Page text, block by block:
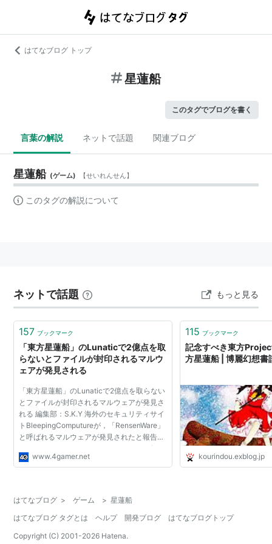
はてなブログ トップ
星蓮船
このタグでブログを書く
言葉の解説 ネットで話題 関連ブログ
星蓮船 (ゲーム) 【せいれんせん】
このタグの解説について
ネットで話題 もっと見る
157 ブックマーク
「東方星蓮船」のLunaticで2億点を取
らないとファイルが封印されるマルウ
ェアが発見される
「東方星蓮船」のLunaticで2億点を取らない
とファイルが封印されるマルウェアが発見さ
れる 編集部：S.K.Y 海外のセキュリティサイ
トBleepingComputureが，「RensenWare」
と呼ばれるマルウェアが発見されたと報告し
ている。このマルウェアは，ファイルを何ら
かの方法で人質に取るランサム（身代金）ウ
www.4gamer.net
115 ブックマーク
記念すべき東方
方星蓮船 | 博麗幻想書
kourindou.exblog.jp
はてなブログ > ゲーム > 星蓮船
はてなブログ タグとは
ヘルプ 開発ブログ
はてなブログトップ
Copyright (C) 2001-2026 Hatena.